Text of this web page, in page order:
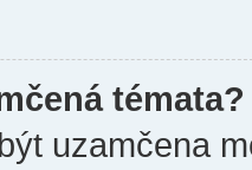
témata?
uzamčena